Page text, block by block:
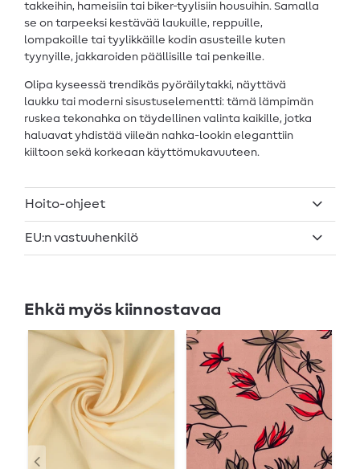
takkeihin, hameisiin tai biker-tyylisiin housuihin. Samalla
se on tarpeeksi kestävää laukuille, reppuille,
lompakoille tai tyylikkäille kodin asusteille kuten
tyynyille, jakkaroiden päällisille tai penkeille.
Olipa kyseessä trendikäs pyöräilytakki, näyttävä
laukku tai moderni sisustuselementti: tämä lämpimän
ruskea tekonahka on täydellinen valinta kaikille, jotka
haluavat yhdistää viileän nahka-lookin eleganttiin
kiiltoon sekä korkeaan käyttömukavuuteen.
Hoito-ohjeet
EU:n vastuuhenkilö
Ehkä myös kiinnostavaa